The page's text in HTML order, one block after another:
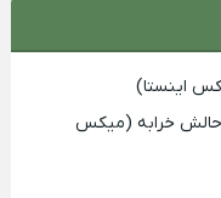
اینستا)
حالش خرابه (میکس